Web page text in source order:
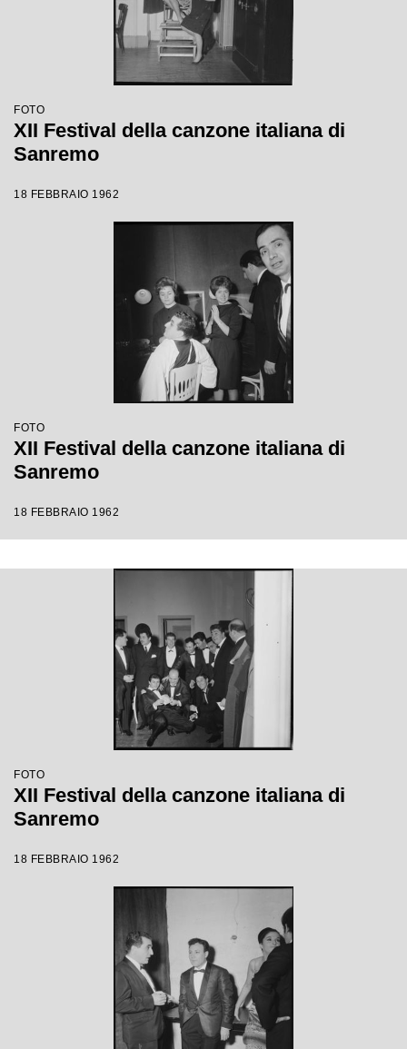
FOTO
XII Festival della canzone italiana di
Sanremo
18 FEBBRAIO 1962
FOTO
XII Festival della canzone italiana di
Sanremo
18 FEBBRAIO 1962
FOTO
XII Festival della canzone italiana di
Sanremo
18 FEBBRAIO 1962